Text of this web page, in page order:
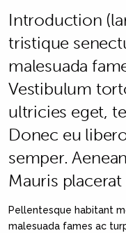
Introduction
tristique
malesuada
Vestibulum
ultricies eget,
Donec eu
semper.
Mauris
Pellentesque habitant
malesuada fames ac